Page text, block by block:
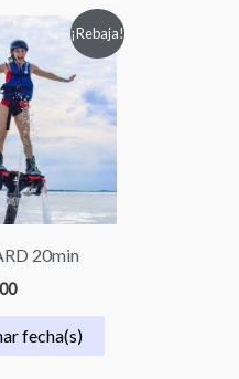
¡Rebaja!
20min
Current
price
is:
$97.00.
fecha(s)